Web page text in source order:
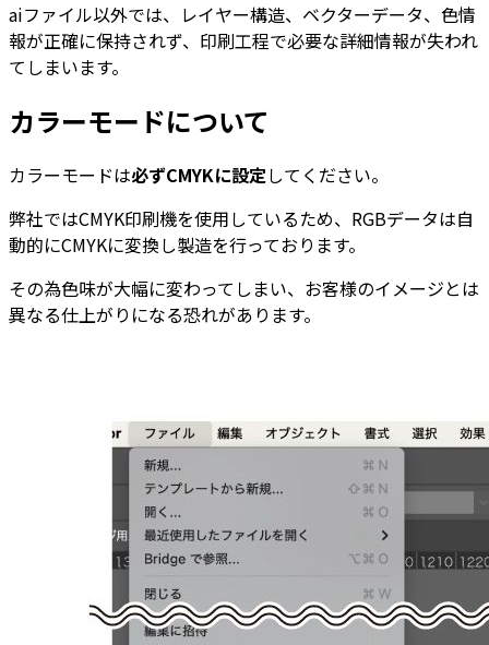
aiファイル以外では、レイヤー構造、ベクターデータ、色情
報が正確に保持されず、印刷工程で必要な詳細情報が失われ
てしまいます。
カラーモードについて
カラーモードは必ずCMYKに設定してください。
弊社ではCMYK印刷機を使用しているため、RGBデータは自
動的にCMYKに変換し製造を行っております。
その為色味が大幅に変わってしまい、お客様のイメージとは
異なる仕上がりになる恐れがあります。